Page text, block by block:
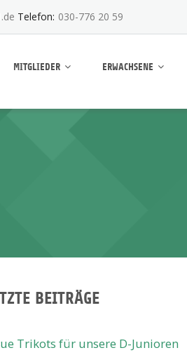
Telefon: 030-776 20 59
MITGLIEDER ERWACHSENE
BEITRÄGE
Trikots für unsere D-Junioren